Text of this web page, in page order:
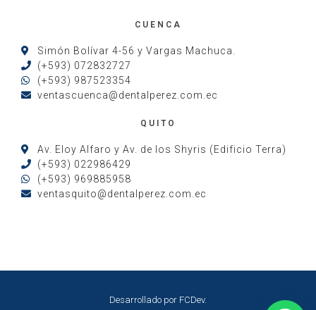
CUENCA
Simón Bolívar 4-56 y Vargas Machuca.
(+593) 072832727
(+593) 987523354
ventascuenca@dentalperez.com.ec
QUITO
Av. Eloy Alfaro y Av. de los Shyris (Edificio Terra)
(+593) 022986429
(+593) 969885958
ventasquito@dentalperez.com.ec
Desarrollado por FCDev.